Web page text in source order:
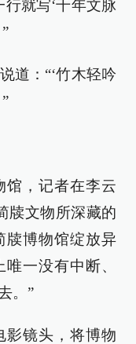
就写‘千年文脉
道：“‘竹木轻吟
馆，记者在李云
牍文物所深藏的
牍博物馆绽放异
一没有中断、
。”
影镜头，将博物